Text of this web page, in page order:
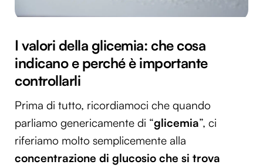
I valori della glicemia: che cosa
indicano e perché è importante
controllarli
Prima di tutto, ricordiamoci che quando
parliamo genericamente di “glicemia”, ci
riferiamo molto semplicemente alla
concentrazione di glucosio che si trova